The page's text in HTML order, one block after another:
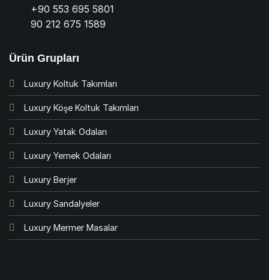
+90 553 695 5801
90 212 675 1589
Ürün Grupları
Luxury Koltuk Takımları
Luxury Köşe Koltuk Takımları
Luxury Yatak Odaları
Luxury Yemek Odaları
Luxury Berjer
Luxury Sandalyeler
Luxury Mermer Masalar